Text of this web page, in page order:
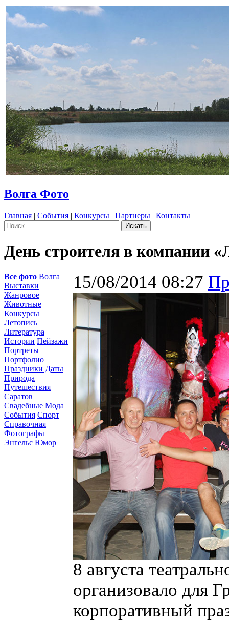
Волга Фото
Главная | События | Конкурсы | Партнеры | Контакты
День строителя в компании
Все фото Волга
Выставки
Жанровое
Животные
Конкурсы
Летопись
Литература
Истории Пейзажи
Портреты
Портфолио
Праздники Даты
Природа
Путешествия
Саратов
Свадебные Мода
События Спорт
Справочная
Фотографы
Энгельс Юмор
15/08/2014 08:27
8 августа
организовало для
корпоративный